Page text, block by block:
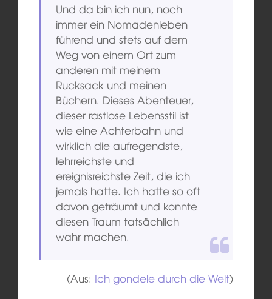
Und da bin ich nun, noch
immer ein Nomadenleben
führend und stets auf dem
Weg von einem Ort zum
anderen mit meinem
Rucksack und meinen
Büchern. Dieses Abenteuer,
dieser rastlose Lebensstil ist
wie eine Achterbahn und
wirklich die aufregendste,
lehrreichste und
ereignisreichste Zeit, die ich
jemals hatte. Ich hatte so oft
davon geträumt und konnte
diesen Traum tatsächlich
wahr machen.
(Aus: Ich gondele durch die Welt)